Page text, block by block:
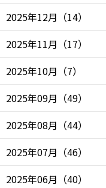
2025年12月 （14）
2025年11月 （17）
2025年10月 （7）
2025年09月 （49）
2025年08月 （44）
2025年07月 （46）
2025年06月 （40）